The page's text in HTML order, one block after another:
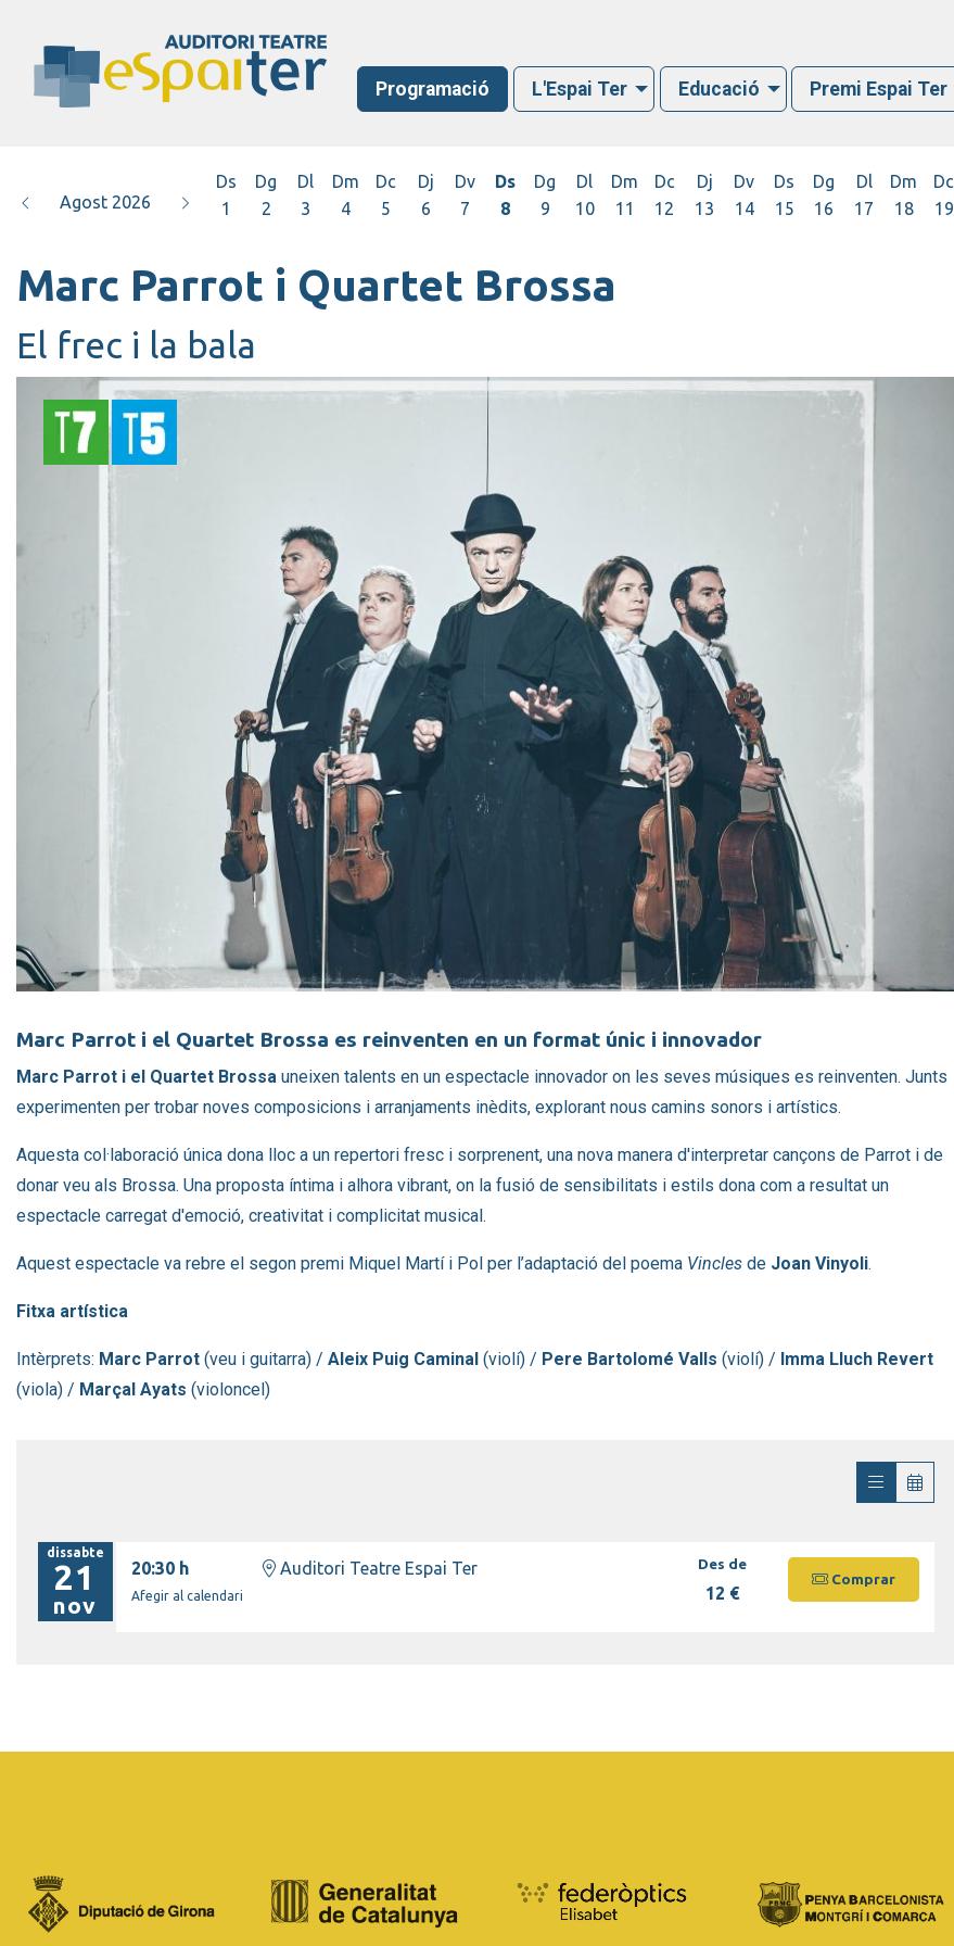
Programació L'Espai Ter Educació Premi Espai Ter
Agost 2026
Ds
1
Dg
2
Dl
3
Dm
4
Dc
5
Dj
6
Dv
7
Ds
8
Dg
9
Dl
10
Dm
11
Dc
12
Dj
13
Dv
14
Ds
15
Dg
16
Dl
17
Dm
18
Dc
19
Marc Parrot i Quartet Brossa
El frec i la bala
T7 T5
Marc Parrot i el Quartet Brossa es reinventen en un format únic i innovador
Marc Parrot i el Quartet Brossa uneixen talents en un espectacle innovador on les seves músiques es reinventen. Junts
experimenten per trobar noves composicions i arranjaments inèdits, explorant nous camins sonors i artístics.
Aquesta col·laboració única dona lloc a un repertori fresc i sorprenent, una nova manera d'interpretar cançons de Parrot i de
donar veu als Brossa. Una proposta íntima i alhora vibrant, on la fusió de sensibilitats i estils dona com a resultat un
espectacle carregat d'emoció, creativitat i complicitat musical.
Aquest espectacle va rebre el segon premi Miquel Martí i Pol per l’adaptació del poema Vincles de Joan Vinyoli.
Fitxa artística
Intèrprets: Marc Parrot (veu i guitarra) / Aleix Puig Caminal (violí) / Pere Bartolomé Valls (violí) / Imma Lluch Revert
(viola) / Marçal Ayats (violoncel)
dissabte
21
nov
20:30 h Auditori Teatre Espai Ter
Afegir al calendari
Des de
12 €
Comprar